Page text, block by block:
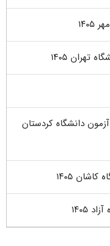
۱۴۰۵
دانشگاه کردستان
۱۴۰۵